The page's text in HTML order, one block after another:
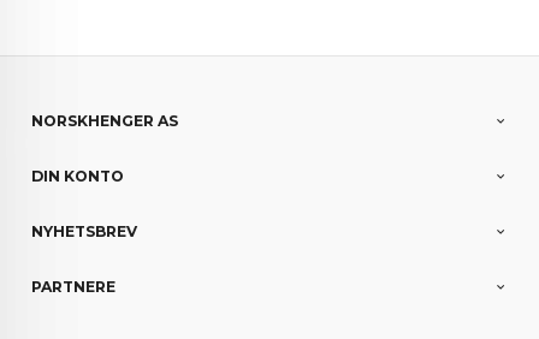
NORSKHENGER AS
DIN KONTO
NYHETSBREV
PARTNERE